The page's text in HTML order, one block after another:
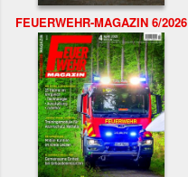
FEUERWEHR-MAGAZIN 6/2026